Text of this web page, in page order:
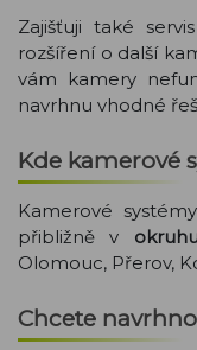
Zajišťuji také
rozšíření o další
vám kamery
navrhnu vhodné
Kde kamerové
Kamerové
přibližně v
Olomouc, Přerov,
Chcete